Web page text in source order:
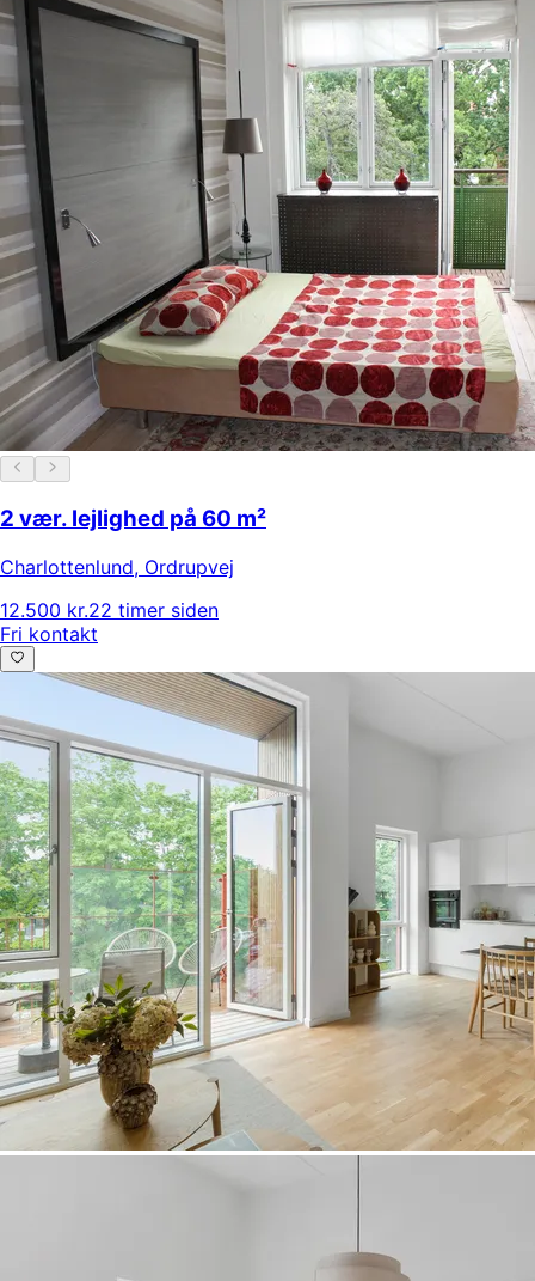
2 vær. lejlighed på 60 m²
Charlottenlund, Ordrupvej
12.500 kr.22 timer siden
Fri kontakt